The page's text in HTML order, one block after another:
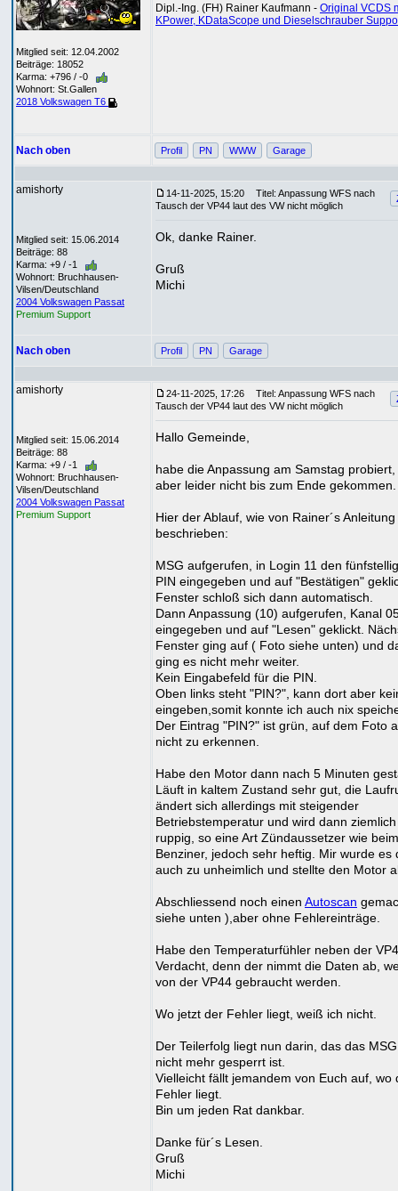
Mitglied seit: 12.04.2002
Beiträge: 18052
Karma: +796 / -0
Wohnort: St.Gallen
2018 Volkswagen T6
Dipl.-Ing. (FH) Rainer Kaufmann - Original VCDS
KPower, KDataScope und Dieselschrauber
Nach oben Profil PN WWW Garage
amishorty
Mitglied seit: 15.06.2014
Beiträge: 88
Karma: +9 / -1
Wohnort: Bruchhausen-
Vilsen/Deutschland
2004 Volkswagen Passat
Premium Support
14-11-2025, 15:20
Titel: Anpassung WFS nach
Tausch der VP44 laut des VW nicht möglich
Ok, danke Rainer.
Gruß
Michi
Nach oben Profil PN Garage
amishorty
Mitglied seit: 15.06.2014
Beiträge: 88
Karma: +9 / -1
Wohnort: Bruchhausen-
Vilsen/Deutschland
2004 Volkswagen Passat
Premium Support
24-11-2025, 17:26
Titel: Anpassung WFS nach
Tausch der VP44 laut des VW nicht möglich
Hallo Gemeinde,
habe die Anpassung am Samstag probiert,
aber leider nicht bis zum Ende gekommen.
Hier der Ablauf, wie von Rainer´s Anleitung
beschrieben:
MSG aufgerufen, in Login 11 den
PIN eingegeben und auf "Bestätigen"
Fenster schloß sich dann automatisch.
Dann Anpassung (10) aufgerufen, Kanal
eingegeben und auf "Lesen" geklickt.
Fenster ging auf ( Foto siehe unten) und
ging es nicht mehr weiter.
Kein Eingabefeld für die PIN.
Oben links steht "PIN?", kann dort aber
eingeben,somit konnte ich auch nix
Der Eintrag "PIN?" ist grün, auf dem Foto
nicht zu erkennen.
Habe den Motor dann nach 5 Minuten
Läuft in kaltem Zustand sehr gut, die
ändert sich allerdings mit steigender
Betriebstemperatur und wird dann ziemlich
ruppig, so eine Art Zündaussetzer wie beim
Benziner, jedoch sehr heftig. Mir wurde es
auch zu unheimlich und stellte den Motor
Abschliessend noch einen Autoscan
siehe unten ),aber ohne Fehlereinträge.
Habe den Temperaturfühler neben der
Verdacht, denn der nimmt die Daten ab,
von der VP44 gebraucht werden.
Wo jetzt der Fehler liegt, weiß ich nicht.
Der Teilerfolg liegt nun darin, das das
nicht mehr gesperrt ist.
Vielleicht fällt jemandem von Euch auf, wo
Fehler liegt.
Bin um jeden Rat dankbar.
Danke für´s Lesen.
Gruß
Michi